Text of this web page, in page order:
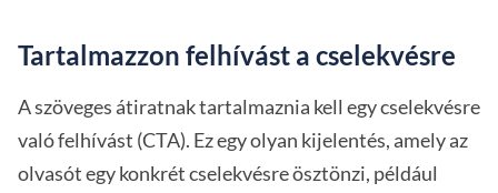
Tartalmazzon felhívást a cselekvésre
A szöveges átiratnak tartalmaznia kell egy cselekvésre
való felhívást (CTA). Ez egy olyan kijelentés, amely az
olvasót egy konkrét cselekvésre ösztönzi, például